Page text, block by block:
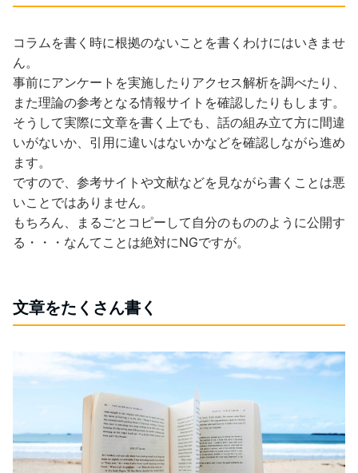
コラムを書く時に根拠のないことを書くわけにはいきませ
ん。
事前にアンケートを実施したりアクセス解析を調べたり、
また理論の参考となる情報サイトを確認したりもします。
そうして実際に文章を書く上でも、話の組み立て方に間違
いがないか、引用に違いはないかなどを確認しながら進め
ます。
ですので、参考サイトや文献などを見ながら書くことは悪
いことではありません。
もちろん、まるごとコピーして自分のもののように公開す
る・・・なんてことは絶対にNGですが。
文章をたくさん書く